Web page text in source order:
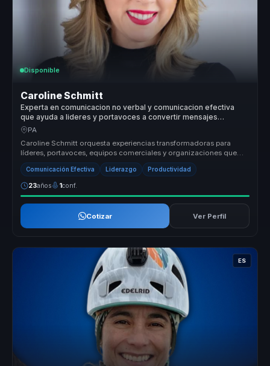
Disponible
Caroline Schmitt
Experta en comunicacion no verbal y comunicacion efectiva
que ayuda a lideres y portavoces a convertir mensajes
complejos en influencia, autoridad e impacto.
PA
Caroline Schmitt orquesta experiencias transformadoras para
líderes, portavoces, equipos comerciales y organizaciones que
buscan dejar at...
Comunicación Efectiva Liderazgo Productividad
23años 1conf.
Cotizar Ver Perfil
ES